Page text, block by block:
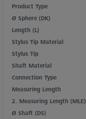
Product Type
Ø Sphere (DK)
Length (L)
Stylus Tip Material
Stylus Tip
Shaft Material
Connection Type
Measuring Length
2. Measuring Length (MLE)
Ø Shaft (DS)